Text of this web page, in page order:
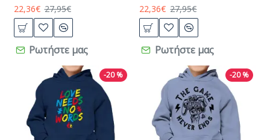
22,36€ 27,95€
Ρωτήστε μας
22,36€ 27,95€
Ρωτήστε μας
-20 % -20 %